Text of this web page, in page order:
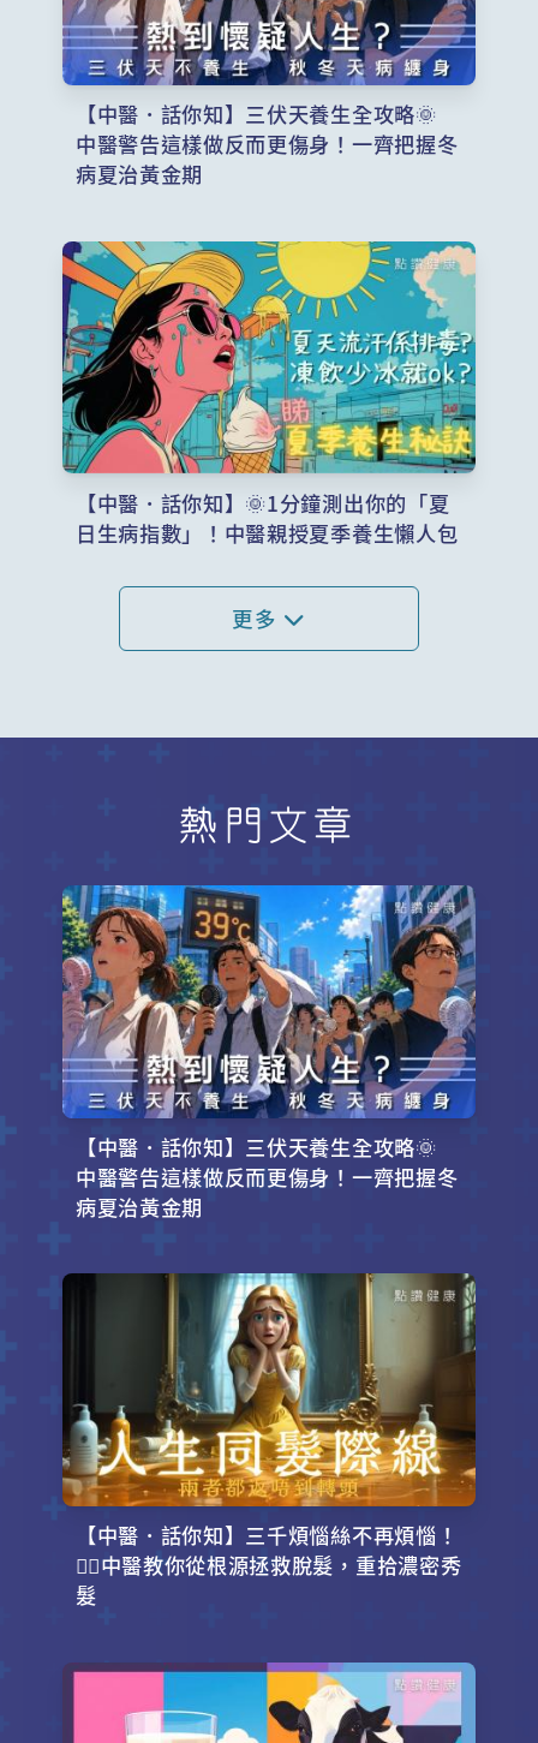
【中醫．話你知】三伏天養生全攻略🌞
中醫警告這樣做反而更傷身！一齊把握冬
病夏治黃金期
【中醫．話你知】🌞1分鐘測出你的「夏
日生病指數」！中醫親授夏季養生懶人包
更多
熱門文章
【中醫．話你知】三伏天養生全攻略🌞
中醫警告這樣做反而更傷身！一齊把握冬
病夏治黃金期
【中醫．話你知】三千煩惱絲不再煩惱！
💇‍♂️中醫教你從根源拯救脫髮，重拾濃密秀
髮